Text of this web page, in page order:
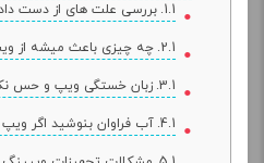
بررسی علت های از دست
چه چیزی باعث میشه از
زبان خستگی ویپ و حس
آب فراوان بنوشید اگر ویپ